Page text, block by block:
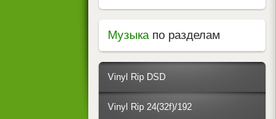
Музыка по разделам
Vinyl Rip DSD
Vinyl Rip 24(32f)/192